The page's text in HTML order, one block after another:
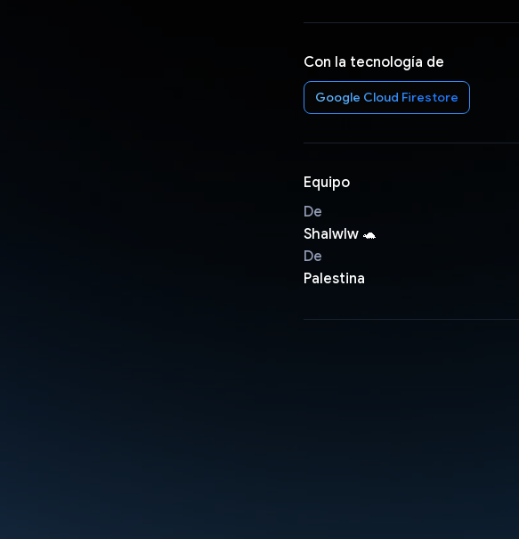
Con la tecnología de
Google Cloud Firestore
Equipo
De
Shalwlw 🐢
De
Palestina